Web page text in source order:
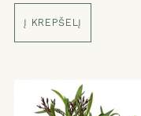
Į KREPŠELĮ